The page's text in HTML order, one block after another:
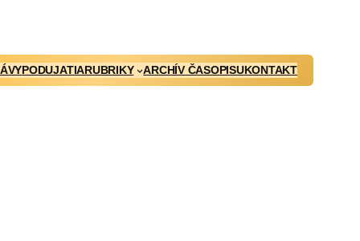
PODUJATIARUBRIKY ARCHÍV ČASOPISUKONTAKT